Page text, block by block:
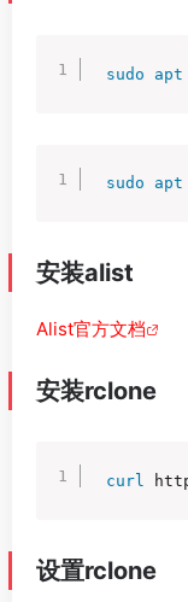
sudo apt
sudo apt
安装alist
Alist官方文档
安装rclone
curl
设置rclone